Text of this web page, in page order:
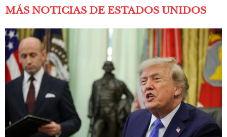
MÁS NOTICIAS DE ESTADOS UNIDOS